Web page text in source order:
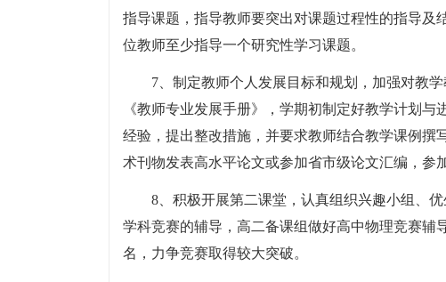
指导课题，指导教师要突出对课题过程性的指导
位教师至少指导一个研究性学习课题。
7、制定教师个人发展目标和规划，加强对教
《教师专业发展手册》，学期初制定好教学计划
经验，提出整改措施，并要求教师结合教学课例撰
术刊物发表高水平论文或参加省市级论文汇编，参
8、积极开展第二课堂，认真组织兴趣小组、
学科竞赛的辅导，高二备课组做好高中物理竞赛辅
名，力争竞赛取得较大突破。